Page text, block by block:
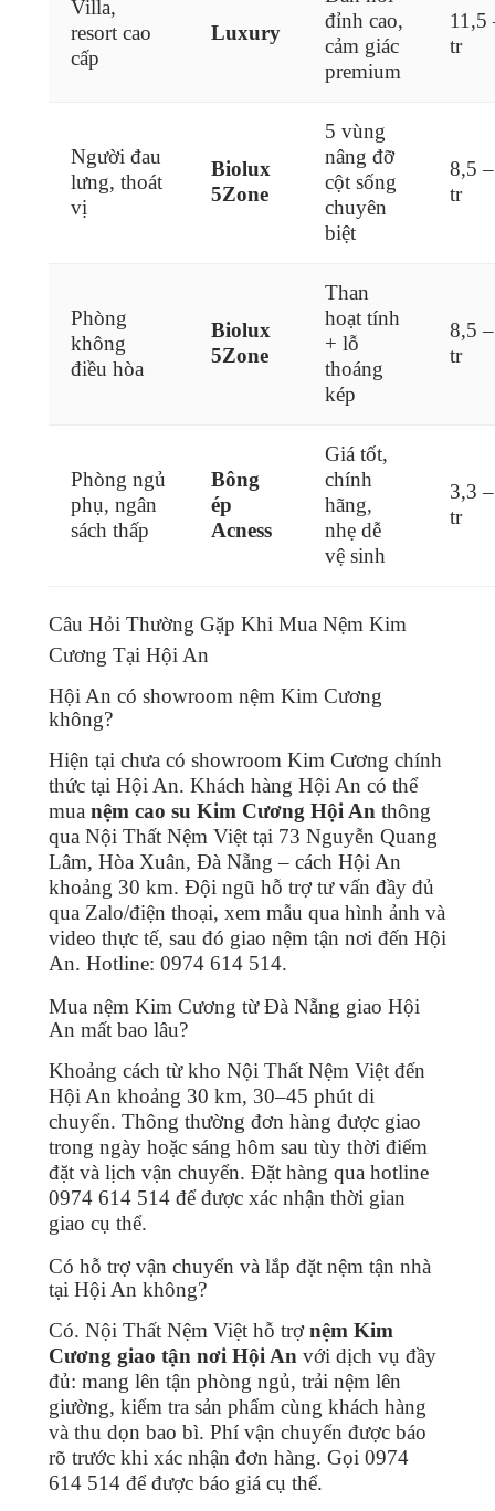
Villa,
resort cao
cấp
Luxury
đỉnh cao,
cảm giác
premium
11,5
tr
Người đau
lưng, thoát
vị
Biolux
5Zone
5 vùng
nâng đỡ
cột sống
chuyên
biệt
8,5
tr
Phòng
không
điều hòa
Biolux
5Zone
Than
hoạt tính
+ lỗ
thoáng
kép
8,5
tr
Phòng ngủ
phụ, ngân
sách thấp
Bông
ép
Acness
Giá tốt,
chính
hãng,
nhẹ dễ
vệ sinh
3,3
tr
Câu Hỏi Thường Gặp Khi Mua Nệm Kim
Cương Tại Hội An
Hội An có showroom nệm Kim Cương
không?
Hiện tại chưa có showroom Kim Cương chính
thức tại Hội An. Khách hàng Hội An có thể
mua nệm cao su Kim Cương Hội An thông
qua Nội Thất Nệm Việt tại 73 Nguyễn Quang
Lâm, Hòa Xuân, Đà Nẵng – cách Hội An
khoảng 30 km. Đội ngũ hỗ trợ tư vấn đầy đủ
qua Zalo/điện thoại, xem mẫu qua hình ảnh và
video thực tế, sau đó giao nệm tận nơi đến Hội
An. Hotline: 0974 614 514.
Mua nệm Kim Cương từ Đà Nẵng giao Hội
An mất bao lâu?
Khoảng cách từ kho Nội Thất Nệm Việt đến
Hội An khoảng 30 km, 30–45 phút di
chuyển. Thông thường đơn hàng được giao
trong ngày hoặc sáng hôm sau tùy thời điểm
đặt và lịch vận chuyển. Đặt hàng qua hotline
0974 614 514 để được xác nhận thời gian
giao cụ thể.
Có hỗ trợ vận chuyển và lắp đặt nệm tận nhà
tại Hội An không?
Có. Nội Thất Nệm Việt hỗ trợnệm Kim
Cương giao tận nơi Hội An với dịch vụ đầy
đủ: mang lên tận phòng ngủ, trải nệm lên
giường, kiểm tra sản phẩm cùng khách hàng
và thu dọn bao bì. Phí vận chuyển được báo
rõ trước khi xác nhận đơn hàng. Gọi 0974
614 514 để được báo giá cụ thể.